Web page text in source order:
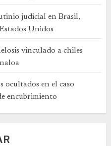
judicial en Brasil,
Unidos
vinculado a chiles
ocultados en el caso
encubrimiento